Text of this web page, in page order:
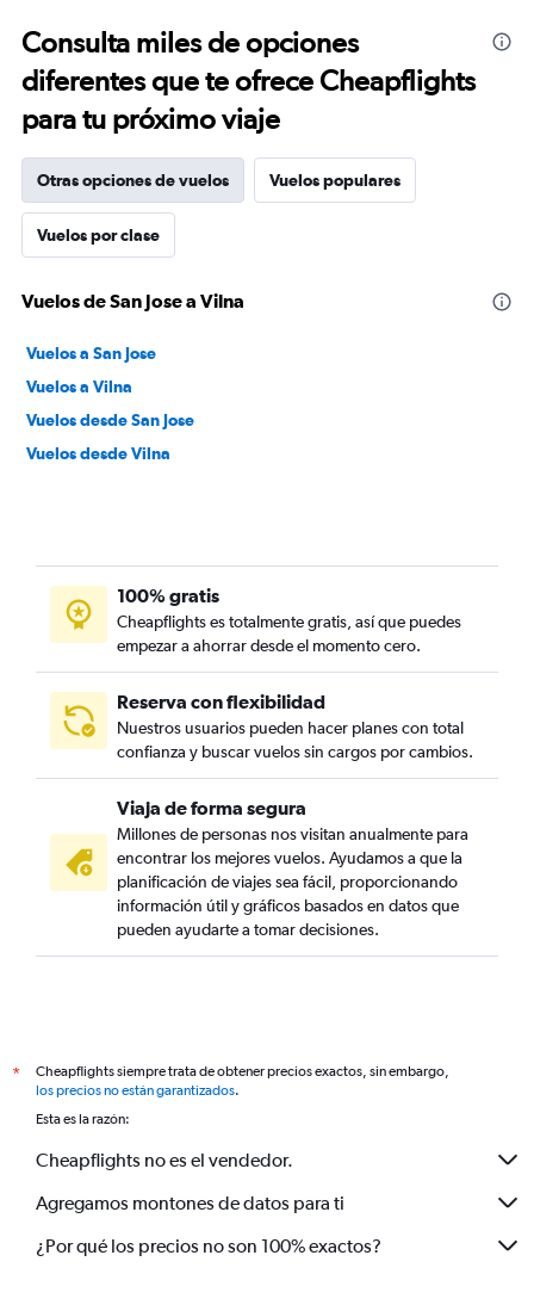
Consulta miles de opciones
diferentes que te ofrece Cheapflights
para tu próximo viaje
Otras opciones de vuelos Vuelos populares
Vuelos por clase
Vuelos de San Jose a Vilna
Vuelos a San Jose
Vuelos a Vilna
Vuelos desde San Jose
Vuelos desde Vilna
100% gratis
Cheapflights es totalmente gratis, así que puedes
empezar a ahorrar desde el momento cero.
Reserva con flexibilidad
Nuestros usuarios pueden hacer planes con total
confianza y buscar vuelos sin cargos por cambios.
Viaja de forma segura
Millones de personas nos visitan anualmente para
encontrar los mejores vuelos. Ayudamos a que la
planificación de viajes sea fácil, proporcionando
información útil y gráficos basados en datos que
pueden ayudarte a tomar decisiones.
*
Cheapflights siempre trata de obtener precios exactos, sin embargo,
los precios no están garantizados.
Esta es la razón:
Cheapflights no es el vendedor.
Agregamos montones de datos para ti
¿Por qué los precios no son 100% exactos?